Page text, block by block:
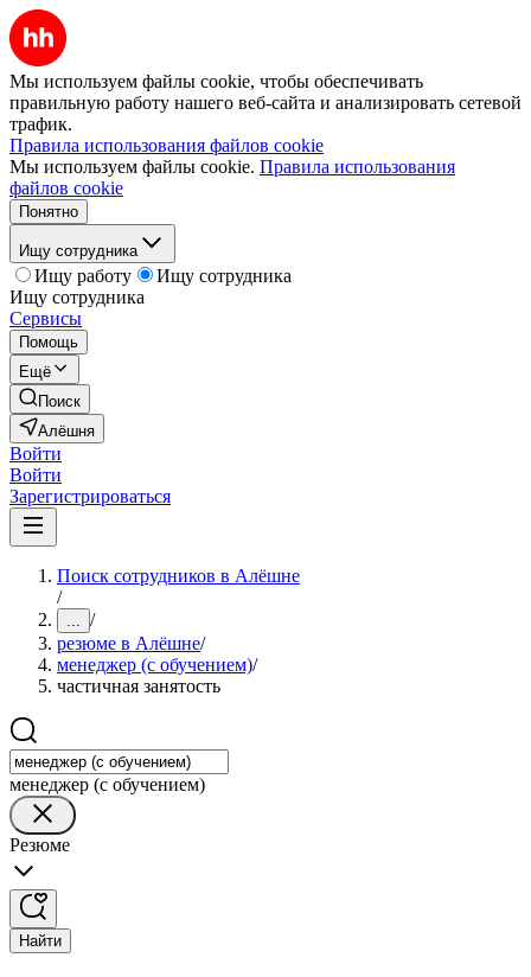
Мы используем файлы cookie, чтобы обеспечивать
правильную работу нашего веб-сайта и анализировать сетевой
трафик.
Правила использования файлов cookie
Мы используем файлы cookie. Правила использования
файлов cookie
Понятно
Ищу сотрудника
Ищу работу
Ищу сотрудника
Ищу сотрудника
Сервисы
Помощь
Ещё
Поиск
Алёшня
Войти
Войти
Зарегистрироваться
Поиск сотрудников в Алёшне
/
... /
резюме в Алёшне/
менеджер (с обучением)/
частичная занятость
менеджер (с обучением)
Резюме
Найти